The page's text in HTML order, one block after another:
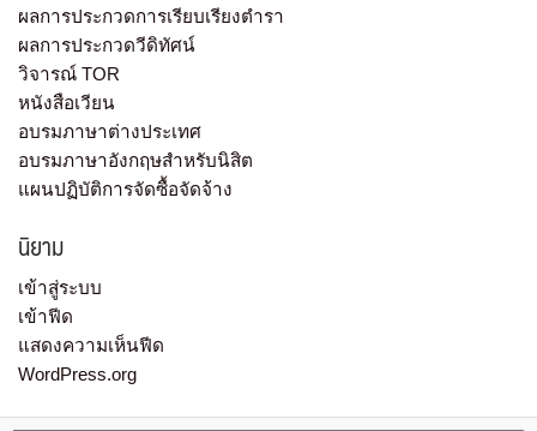
ผลการประกวดการเรียบเรียงตำรา
ผลการประกวดวีดิทัศน์
วิจารณ์ TOR
หนังสือเวียน
อบรมภาษาต่างประเทศ
อบรมภาษาอังกฤษสำหรับนิสิต
แผนปฏิบัติการจัดซื้อจัดจ้าง
นิยาม
เข้าสู่ระบบ
เข้าฟีด
แสดงความเห็นฟีด
WordPress.org